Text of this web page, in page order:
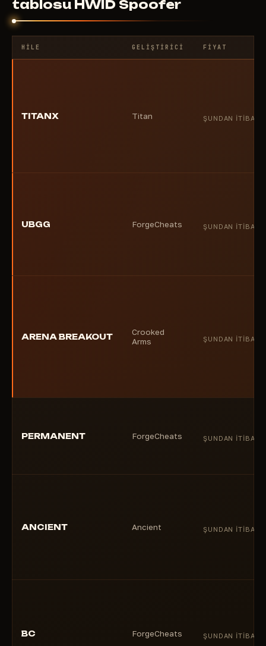
tablosu HWID Spoofer
HILE GELIŞTIRICI FIYAT
TITANX Titan ŞUNDAN
UBGG ForgeCheats ŞUNDAN
ARENA BREAKOUT
Crooked
Arms
ŞUNDAN
PERMANENT ForgeCheats ŞUNDAN
ANCIENT Ancient ŞUNDAN
BC ForgeCheats ŞUNDAN